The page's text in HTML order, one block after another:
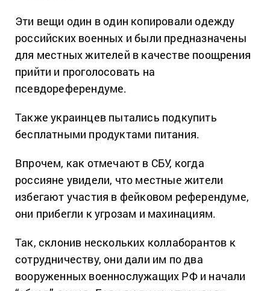
Эти вещи один в один копировали одежду
российских военных и были предназначены
для местных жителей в качестве поощрения
прийти и проголосовать на
псевдореферендуме.
Также украинцев пытались подкупить
бесплатными продуктами питания.
Впрочем, как отмечают в СБУ, когда
россияне увидели, что местные жители
избегают участия в фейковом референдуме,
они прибегли к угрозам и махинациям.
Так, склонив нескольких коллаборантов к
сотрудничеству, они дали им по два
вооруженных военнослужащих РФ и начали